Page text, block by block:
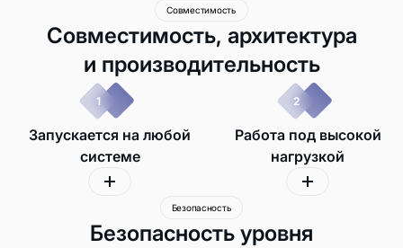
Совместимость
Совместимость, архитектура
и производительность
1
Запускается на любой
системе
2
Работа под высокой
нагрузкой
Безопасность
Безопасность уровня